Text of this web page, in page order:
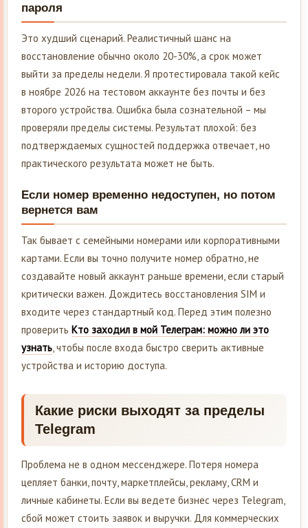
пароля
Это худший сценарий. Реалистичный шанс на
восстановление обычно около 20-30%, а срок может
выйти за пределы недели. Я протестировала такой кейс
в ноябре 2026 на тестовом аккаунте без почты и без
второго устройства. Ошибка была сознательной – мы
проверяли пределы системы. Результат плохой: без
подтверждаемых сущностей поддержка отвечает, но
практического результата может не быть.
Если номер временно недоступен, но потом
вернется вам
Так бывает с семейными номерами или корпоративными
картами. Если вы точно получите номер обратно, не
создавайте новый аккаунт раньше времени, если старый
критически важен. Дождитесь восстановления SIM и
входите через стандартный код. Перед этим полезно
проверить Кто заходил в мой Телеграм: можно ли это
узнать, чтобы после входа быстро сверить активные
устройства и историю доступа.
Какие риски выходят за пределы
Telegram
Проблема не в одном мессенджере. Потеря номера
цепляет банки, почту, маркетплейсы, рекламу, CRM и
личные кабинеты. Если вы ведете бизнес через Telegram,
сбой может стоить заявок и выручки. Для коммерческих